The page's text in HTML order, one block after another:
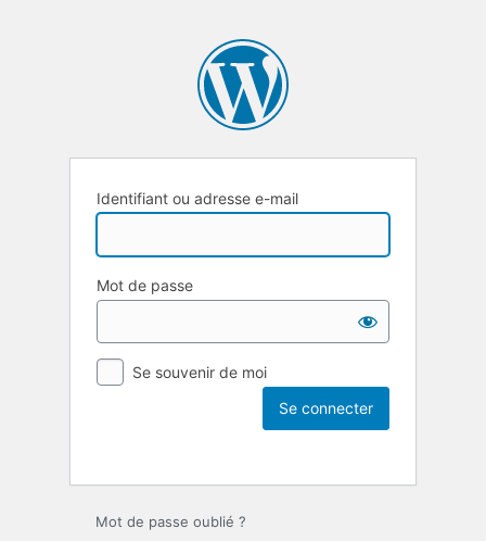
Identifiant ou adresse e-mail
Mot de passe
Se souvenir de moi
Mot de passe oublié ?